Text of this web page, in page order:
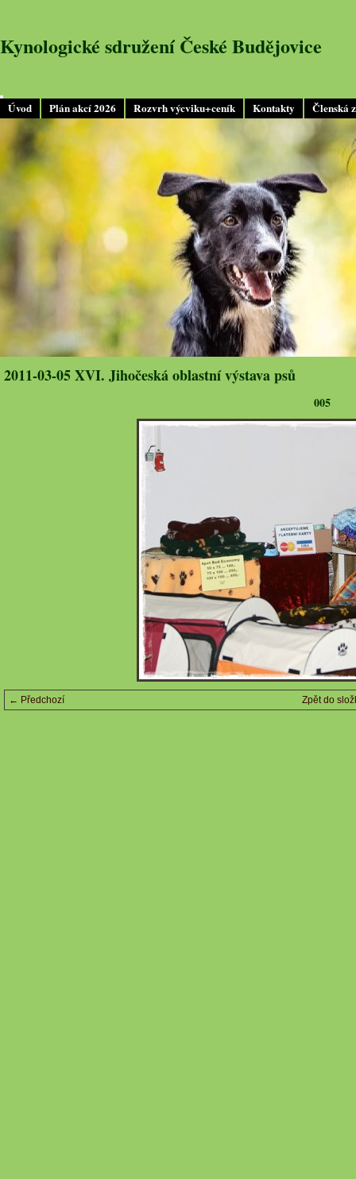
Úvod Plán akcí 2026 Rozvrh výcviku+ceník Kontakty Členská
Kynologické sdružení České Budějovice
2011-03-05 XVI. Jihočeská oblastní výstava psů
005
← Předchozí Zpět do